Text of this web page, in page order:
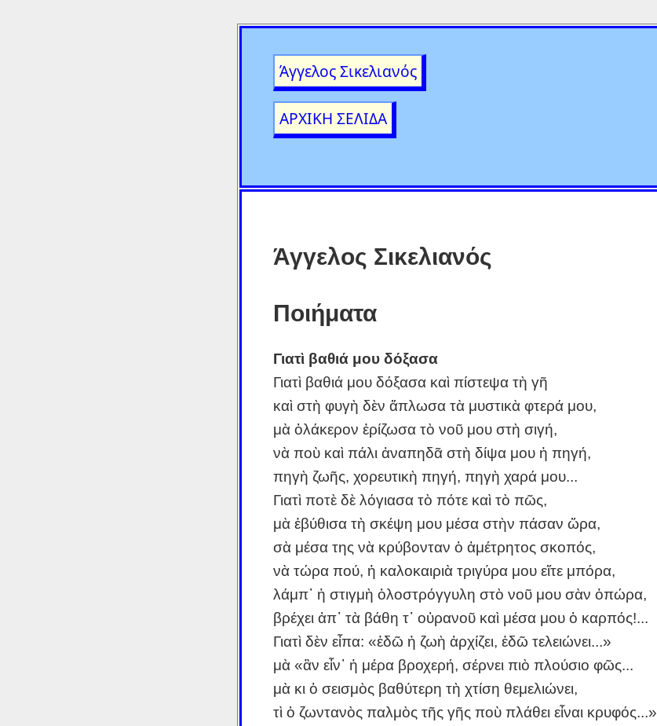
Άγγελος Σικελιανός
ΑΡΧΙΚΗ ΣΕΛΙΔΑ
Άγγελος Σικελιανός
Ποιήματα
Γιατὶ βαθιά μου δόξασα
Γιατὶ βαθιά μου δόξασα καὶ πίστεψα τὴ γῆ
καὶ στὴ φυγὴ δὲν ἅπλωσα τὰ μυστικὰ φτερά μου,
μὰ ὁλάκερον ἐρίζωσα τὸ νοῦ μου στὴ σιγή,
νὰ ποὺ καὶ πάλι ἀναπηδᾶ στὴ δίψα μου ἡ πηγή,
πηγὴ ζωῆς, χορευτικὴ πηγή, πηγὴ χαρά μου...
Γιατὶ ποτὲ δὲ λόγιασα τὸ πότε καὶ τὸ πῶς,
μὰ ἐβύθισα τὴ σκέψη μου μέσα στὴν πάσαν ὥρα,
σὰ μέσα της νὰ κρύβονταν ὁ ἀμέτρητος σκοπός,
νὰ τώρα πού, ἡ καλοκαιριὰ τριγύρα μου εἴτε μπόρα,
λάμπ᾿ ἡ στιγμὴ ὁλοστρόγγυλη στὸ νοῦ μου σὰν ὀπώρα,
βρέχει ἀπ᾿ τὰ βάθη τ᾿ οὐρανοῦ καὶ μέσα μου ὁ καρπός!...
Γιατὶ δὲν εἶπα: «ἐδῶ ἡ ζωὴ ἀρχίζει, ἐδῶ τελειώνει...»
μὰ «ἂν εἶν᾿ ἡ μέρα βροχερή, σέρνει πιὸ πλούσιο φῶς...
μὰ κι ὁ σεισμὸς βαθύτερη τὴ χτίση θεμελιώνει,
τὶ ὁ ζωντανὸς παλμὸς τῆς γῆς ποὺ πλάθει εἶναι κρυφός...»